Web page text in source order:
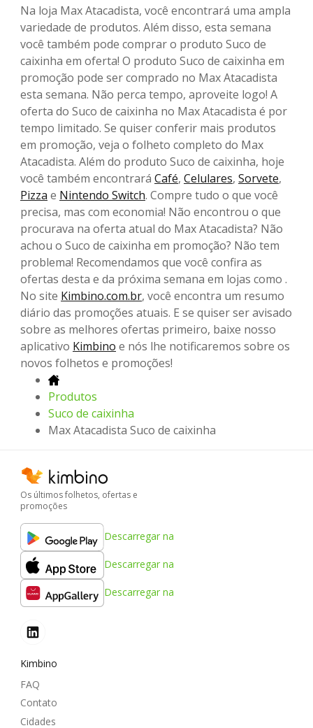
Na loja Max Atacadista, você encontrará uma ampla
variedade de produtos. Além disso, esta semana
você também pode comprar o produto Suco de
caixinha em oferta! O produto Suco de caixinha em
promoção pode ser comprado no Max Atacadista
esta semana. Não perca tempo, aproveite logo! A
oferta do Suco de caixinha no Max Atacadista é por
tempo limitado. Se quiser conferir mais produtos
em promoção, veja o folheto completo do Max
Atacadista. Além do produto Suco de caixinha, hoje
você também encontrará Café, Celulares, Sorvete,
Pizza e Nintendo Switch. Compre tudo o que você
precisa, mas com economia! Não encontrou o que
procurava na oferta atual do Max Atacadista? Não
achou o Suco de caixinha em promoção? Não tem
problema! Recomendamos que você confira as
ofertas desta e da próxima semana em lojas como .
No site Kimbino.com.br, você encontra um resumo
diário das promoções atuais. E se quiser ser avisado
sobre as melhores ofertas primeiro, baixe nosso
aplicativo Kimbino e nós lhe notificaremos sobre os
novos folhetos e promoções!
Produtos
Suco de caixinha
Max Atacadista Suco de caixinha
Os últimos folhetos, ofertas e
promoções
Descarregar na
Descarregar na
Descarregar na
Kimbino
FAQ
Contato
Cidades